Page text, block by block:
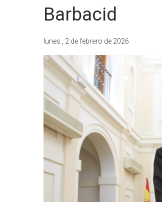
Barbacid
lunes , 2 de febrero de 2026